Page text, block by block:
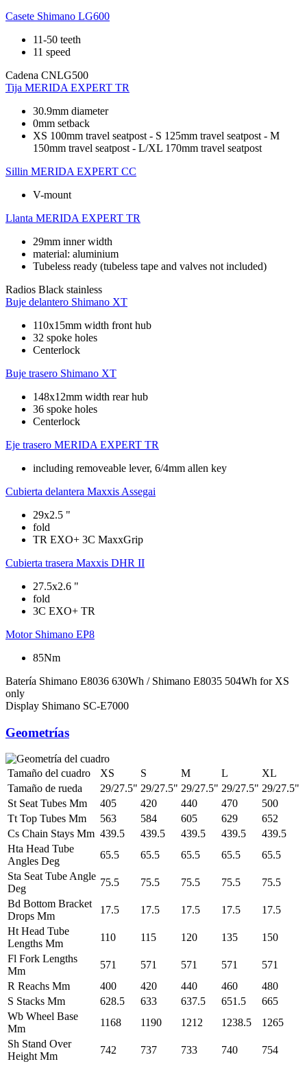
Casete Shimano LG600
11-50 teeth
11 speed
Cadena CNLG500
Tija MERIDA EXPERT TR
30.9mm diameter
0mm setback
XS 100mm travel seatpost - S 125mm travel seatpost - M
150mm travel seatpost - L/XL 170mm travel seatpost
Sillin MERIDA EXPERT CC
V-mount
Llanta MERIDA EXPERT TR
29mm inner width
material: aluminium
Tubeless ready (tubeless tape and valves not included)
Radios Black stainless
Buje delantero Shimano XT
110x15mm width front hub
32 spoke holes
Centerlock
Buje trasero Shimano XT
148x12mm width rear hub
36 spoke holes
Centerlock
Eje trasero MERIDA EXPERT TR
including removeable lever, 6/4mm allen key
Cubierta delantera Maxxis Assegai
29x2.5 "
fold
TR EXO+ 3C MaxxGrip
Cubierta trasera Maxxis DHR II
27.5x2.6 "
fold
3C EXO+ TR
Motor Shimano EP8
85Nm
Batería Shimano E8036 630Wh / Shimano E8035 504Wh for XS
only
Display Shimano SC-E7000
Geometrías
Tamaño del cuadro XS S M L
XL
Tamaño de rueda
29/27.5" 29/27.5" 29/27.5" 29/27.5" 29/27.5"
St Seat Tubes Mm
405 420 440 470
500
Tt Top Tubes Mm
563 584 605 629
652
Cs Chain Stays Mm 439.5 439.5 439.5 439.5
439.5
Hta Head Tube
Angles Deg
65.5 65.5 65.5 65.5
65.5
Sta Seat Tube Angle
Deg
75.5 75.5 75.5 75.5
75.5
Bd Bottom Bracket
Drops Mm
17.5 17.5 17.5 17.5
17.5
Ht Head Tube
Lengths Mm
110 115 120 135
150
Fl Fork Lengths
Mm
571 571 571 571
571
R Reachs Mm
400 420 440 460
480
S Stacks Mm
628.5 633 637.5 651.5
665
Wb Wheel Base
Mm
1168 1190 1212 1238.5
1265
Sh Stand Over
Height Mm
742 737 733 740 754